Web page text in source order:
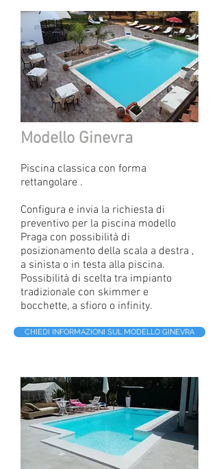
Modello Ginevra
Piscina classica con forma
rettangolare .
Configura e invia la richiesta di
preventivo per la piscina modello
Praga con possibilità di
posizionamento della scala a destra ,
a sinista o in testa alla piscina.
Possibilità di scelta tra impianto
tradizionale con skimmer e
bocchette, a sfioro o infinity.
CHIEDI INFORMAZIONI SUL MODELLO GINEVRA